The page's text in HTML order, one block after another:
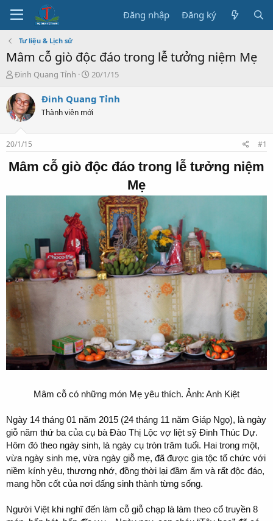
Đăng nhập Đăng ký
Tư liệu & Lịch sử
Mâm cỗ giò độc đáo trong lễ tưởng niệm Mẹ
T
r
e
a
s
t
a
r
e
Đinh Quang Tỉnh
N
à
y
b
ầ
u
20/1/15
Đinh Quang Tỉnh
Thành viên mới
20/1/15 #1
Mâm cỗ giò độc đáo trong lễ tưởng niệm
Mẹ
Mâm cỗ có những món Mẹ yêu thích. Ảnh: Anh Kiệt
Ngày 14 tháng 01 năm 2015 (24 tháng 11 năm Giáp Ngọ), là ngày
giỗ năm thứ ba của cụ bà Đào Thị Lộc vợ liệt sỹ Đinh Thúc Dự.
Hôm đó theo ngày sinh, là ngày cụ tròn trăm tuổi. Hai trong một,
vừa ngày sinh mẹ, vừa ngày giỗ mẹ, đã được gia tộc tổ chức với
niềm kính yêu, thương nhớ, đồng thời lại đầm ấm và rất độc đáo,
mang hồn cốt của nơi đấng sinh thành từng sống.
Người Việt khi nghĩ đến làm cỗ giỗ chạp là làm theo cổ truyền 8